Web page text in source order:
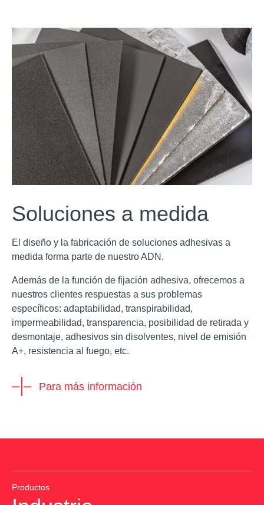
Soluciones a medida
El diseño y la fabricación de soluciones adhesivas a
medida forma parte de nuestro ADN.
Además de la función de fijación adhesiva, ofrecemos a
nuestros clientes respuestas a sus problemas
específicos: adaptabilidad, transpirabilidad,
impermeabilidad, transparencia, posibilidad de retirada y
desmontaje, adhesivos sin disolventes, nivel de emisión
A+, resistencia al fuego, etc.
Para más información
Productos